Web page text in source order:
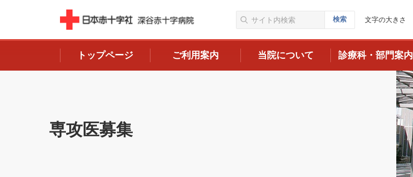
検索 文字の大きさ
トップページ ご利用案内 当院について 診療科・部門案内
専攻医募集